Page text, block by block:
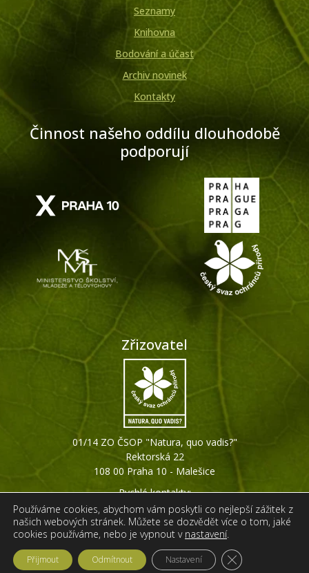
Seznamy
Knihovna
Bodování a účast
Archiv novinek
Kontakty
Činnost našeho oddílu dlouhodobě
podporují
Zřizovatel
01/14 ZO ČSOP "Natura, quo vadis?"
Rektorská 22
108 00 Praha 10 - Malešice
Rychlé kontakty:
+420 607 794 511
info@ginkgo-praha.org
Web vytvořilaIPC Corporation s.r.o.
Používáme cookies, abychom vám poskytli co nejlepší zážitek z
našich webových stránek. Můžete se dozvědět více o tom, jaké
cookies používáme, nebo je vypnout v nastavení.
Přijmout Odmítnout Nastavení Zavřít cookie